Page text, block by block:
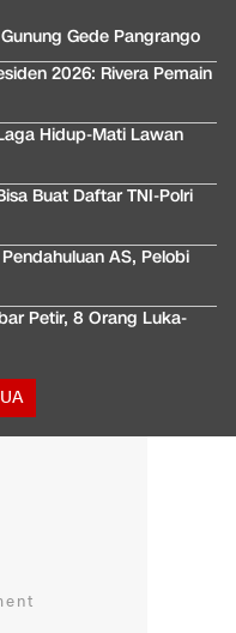
Gede Pangrango
2026: Rivera Pemain
Hidup-Mati Lawan
Buat Daftar TNI-Polri
AS, Pelobi
Petir, 8 Orang Luka-